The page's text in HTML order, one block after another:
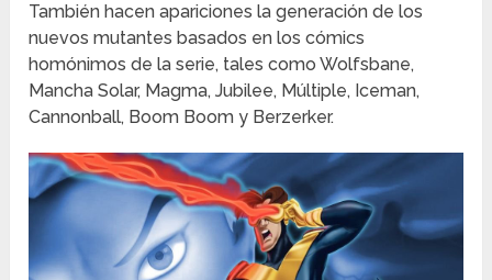
También hacen apariciones la generación de los
nuevos mutantes basados en los cómics
homónimos de la serie, tales como Wolfsbane,
Mancha Solar, Magma, Jubilee, Múltiple, Iceman,
Cannonball, Boom Boom y Berzerker.